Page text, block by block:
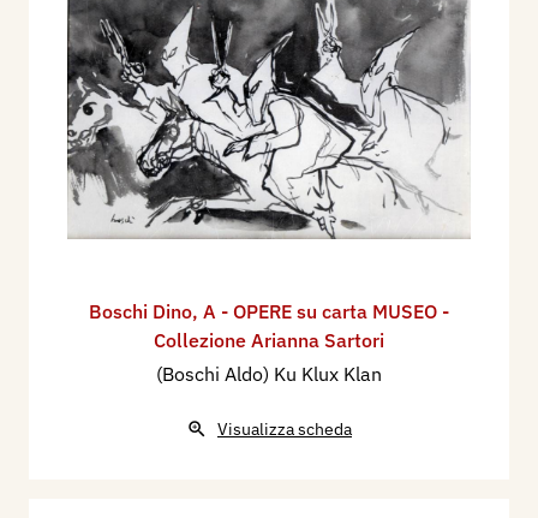
Boschi Dino, A - OPERE su carta MUSEO -
Collezione Arianna Sartori
(Boschi Aldo) Ku Klux Klan
Visualizza scheda